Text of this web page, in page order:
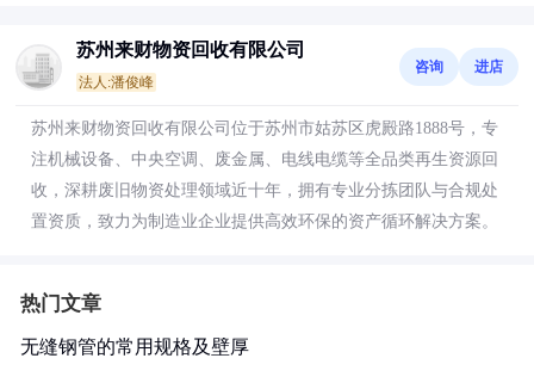
苏州来财物资回收有限公司
法人:潘俊峰
咨询 进店
苏州来财物资回收有限公司位于苏州市姑苏区虎殿路1888号，专
注机械设备、中央空调、废金属、电线电缆等全品类再生资源回
收，深耕废旧物资处理领域近十年，拥有专业分拣团队与合规处
置资质，致力为制造业企业提供高效环保的资产循环解决方案。
热门文章
无缝钢管的常用规格及壁厚